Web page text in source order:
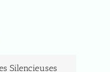
Silencieuses